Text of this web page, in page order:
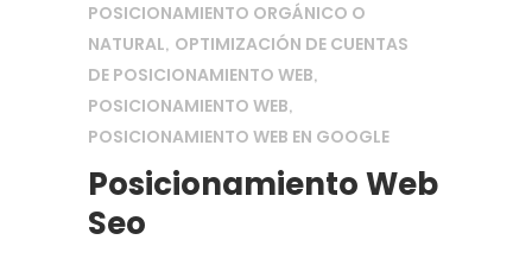
POSICIONAMIENTO ORGÁNICO O
NATURAL, OPTIMIZACIÓN DE CUENTAS
DE POSICIONAMIENTO WEB,
POSICIONAMIENTO WEB,
POSICIONAMIENTO WEB EN GOOGLE
Posicionamiento Web
Seo